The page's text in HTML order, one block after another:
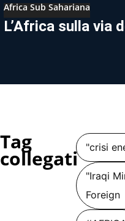
Africa Sub Sahariana
L’Africa sulla via
Tag
collegati "crisi
"Iraqi
Foreign